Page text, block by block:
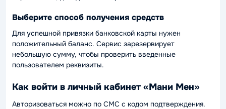
Выберите способ получения средств
Для успешной привязки банковской карты нужен
положительный баланс. Сервис зарезервирует
небольшую сумму, чтобы проверить введенные
пользователем реквизиты.
Как войти в личный кабинет «Мани Мен»
Авторизоваться можно по СМС с кодом подтверждения.